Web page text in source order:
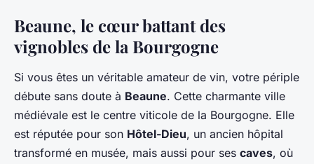
Beaune, le cœur battant des
vignobles de la Bourgogne
Si vous êtes un véritable amateur de vin, votre périple
débute sans doute à Beaune. Cette charmante ville
médiévale est le centre viticole de la Bourgogne. Elle
est réputée pour son Hôtel-Dieu, un ancien hôpital
transformé en musée, mais aussi pour ses caves, où